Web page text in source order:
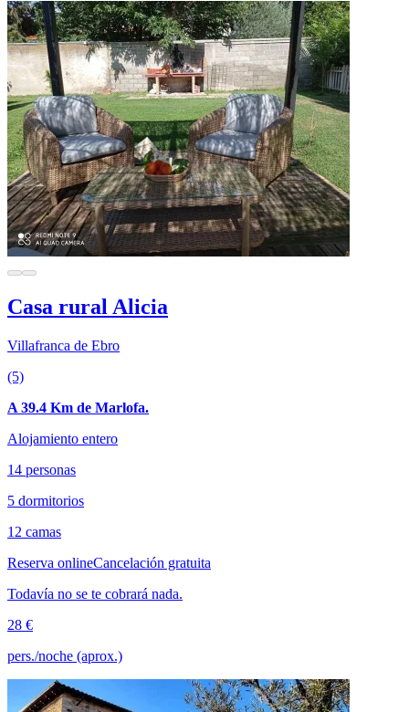
Casa rural Alicia
Villafranca de Ebro
(5)
A 39.4 Km de Marlofa.
Alojamiento entero
14 personas
5 dormitorios
12 camas
Reserva onlineCancelación gratuita
Todavía no se te cobrará nada.
28 €
pers./noche (aprox.)